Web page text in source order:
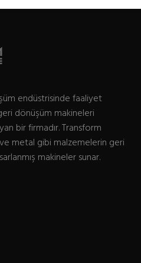
endüstrisinde faaliyet
dönüşüm makineleri
bir firmadır. Transform
metal gibi malzemelerin geri
makineler sunar.